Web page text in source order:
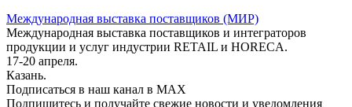
Международная выставка поставщиков (МИР)
Международная выставка поставщиков и интеграторов
продукции и услуг индустрии RETAIL и HORECA.
17-20 апреля.
Казань.
Подписаться в наш канал в MAX
Подпишитесь и получайте свежие новости и уведомления